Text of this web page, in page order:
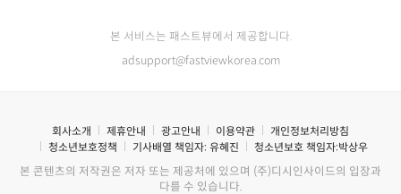
본 서비스는 패스트뷰에서 제공합니다.
adsupport@fastviewkorea.com
회사소개 제휴안내 광고안내 이용약관
개인정보처리방침
청소년보호정책
기사배열 책임자: 유혜진 청소년보호 책임자:박상우
본 콘텐츠의 저작권은 저자 또는 제공처에 있으며 (주)디시인사이드의 입장과
다를 수 있습니다.